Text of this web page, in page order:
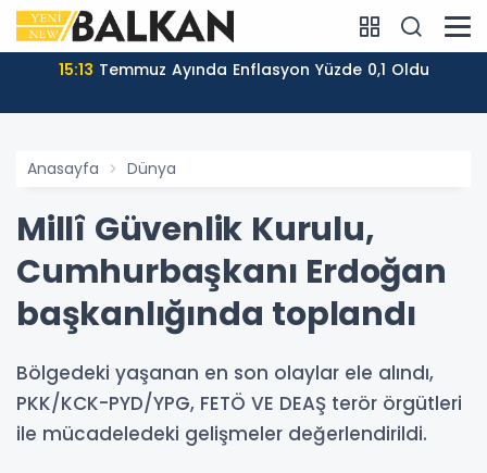
15:13 Temmuz Ayında Enflasyon Yüzde 0,1 Oldu
Anasayfa Dünya
Millî Güvenlik Kurulu,
Cumhurbaşkanı Erdoğan
başkanlığında toplandı
Bölgedeki yaşanan en son olaylar ele alındı,
PKK/KCK-PYD/YPG, FETÖ VE DEAŞ terör örgütleri
ile mücadeledeki gelişmeler değerlendirildi.